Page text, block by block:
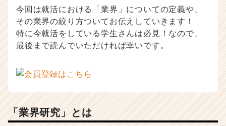
カ
ウ
ト
が
就
サ
ト
今回は就活における「業界」についての定義や、
その業界の絞り方ついてお伝えしていきます！
特に今就活をしている学生さんは必見！なので、
最後まで読んでいただければ幸いです。
「業界研究」とは